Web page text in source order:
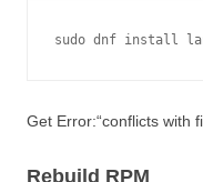
Get Error:“conflicts with
Rebuild RPM